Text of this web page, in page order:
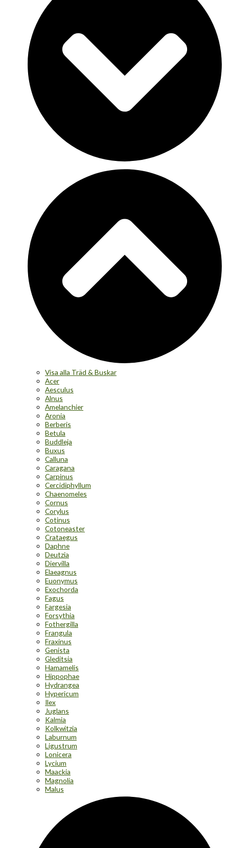
Visa alla Träd & Buskar
Acer
Aesculus
Alnus
Amelanchier
Aronia
Berberis
Betula
Buddleja
Buxus
Calluna
Caragana
Carpinus
Cercidiphyllum
Chaenomeles
Cornus
Corylus
Cotinus
Cotoneaster
Crataegus
Daphne
Deutzia
Diervilla
Elaeagnus
Euonymus
Exochorda
Fagus
Fargesia
Forsythia
Fothergilla
Frangula
Fraxinus
Genista
Gleditsia
Hamamelis
Hippophae
Hydrangea
Hypericum
Ilex
Juglans
Kalmia
Kolkwitzia
Laburnum
Ligustrum
Lonicera
Lycium
Maackia
Magnolia
Malus